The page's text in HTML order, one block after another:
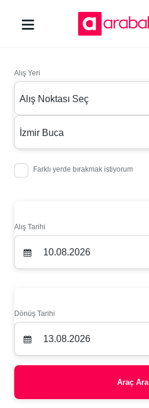
Alış Yeri
Alış Noktası Seç
İzmir Buca
Farklı yerde bırakmak istiyorum
Alış Tarihi
Dönüş Tarihi
Araç Ara